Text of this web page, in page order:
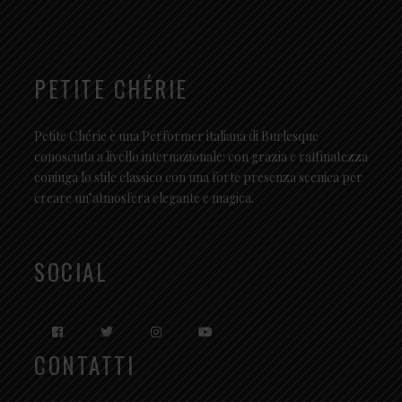
PETITE CHÉRIE
Petite Chérie è una Performer italiana di Burlesque
conosciuta a livello internazionale: con grazia e raffinatezza
coniuga lo stile classico con una forte presenza scenica per
creare un’atmosfera elegante e magica.
SOCIAL
CONTATTI